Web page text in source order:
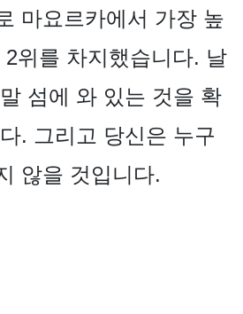
마요르카에서 가장 높
위를 차지했습니다. 날
섬에 와 있는 것을 확
. 그리고 당신은 누구
않을 것입니다.